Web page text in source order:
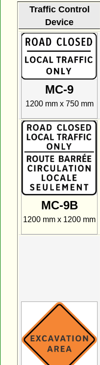
Traffic Control
Device
MC-9
1200 mm x 750 mm
MC-9B
1200 mm x 1200 mm